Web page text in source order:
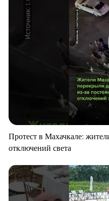
Протест в Махачкале:
отключений света